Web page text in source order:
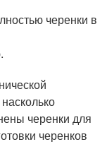
черенки в
черенки для
черенков